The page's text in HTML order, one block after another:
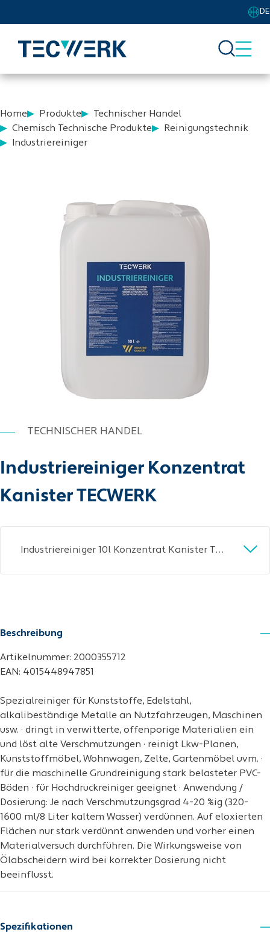
DE
Home Produkte
Technischer Handel
Chemisch Technische Produkte
Reinigungstechnik
Industriereiniger
TECHNISCHER HANDEL
Industriereiniger Konzentrat
Kanister TECWERK
Industriereiniger 10l Konzentrat Kanister TECWERK
Beschreibung
Artikelnummer: 2000355712
EAN: 4015448947851
Spezialreiniger für Kunststoffe, Edelstahl,
alkalibeständige Metalle an Nutzfahrzeugen, Maschinen
usw. · dringt in verwitterte, offenporige Materialien ein
und löst alte Verschmutzungen · reinigt Lkw-Planen,
Kunststoffmöbel, Wohnwagen, Zelte, Gartenmöbel uvm. ·
für die maschinelle Grundreinigung stark belasteter PVC-
Böden · für Hochdruckreiniger geeignet · Anwendung /
Dosierung: Je nach Verschmutzungsgrad 4-20 %ig (320-
1600 ml/8 Liter kaltem Wasser) verdünnen. Auf eloxierten
Flächen nur stark verdünnt anwenden und vorher einen
Materialversuch durchführen. Die Wirkungsweise von
Ölabscheidern wird bei korrekter Dosierung nicht
beeinflusst.
Spezifikationen